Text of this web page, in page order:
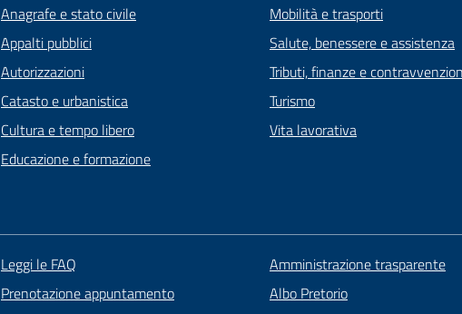
Anagrafe e stato civile
Appalti pubblici
Autorizzazioni
Catasto e urbanistica
Cultura e tempo libero
Educazione e formazione
Mobilità e trasporti
Salute, benessere e assistenza
Tributi, finanze e
Turismo
Vita lavorativa
Leggi le FAQ
Prenotazione appuntamento
Amministrazione trasparente
Albo Pretorio